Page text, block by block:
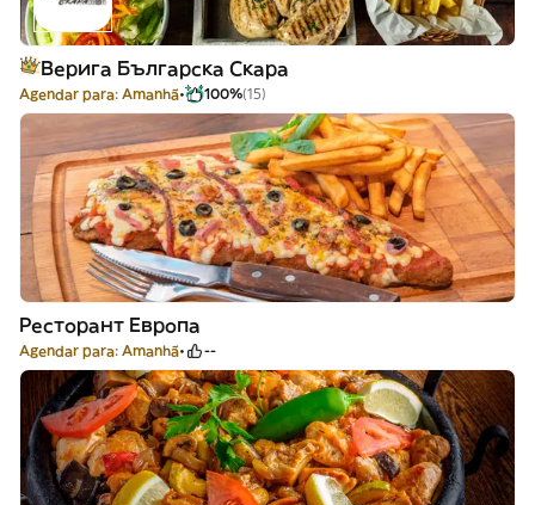
Верига Българска Скара
Agendar para: Amanhã 100%(15)
Ресторант Европа
Agendar para: Amanhã --